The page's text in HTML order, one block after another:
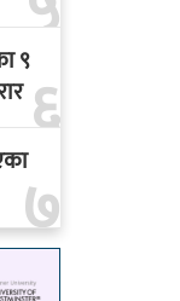
६
९
७